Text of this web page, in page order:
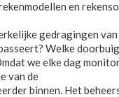
en
gedragingen
Welke
we elke dag
van de
binnen. Het